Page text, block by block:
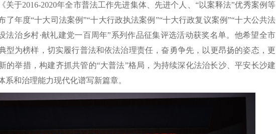
关于2016-2020年全市普法工作先进集体、先进个人、“以案释法”优秀案例等
了年度“十大司法案例”“十大行政执法案例”“十大行政复议案例”“十大公共法
法治乡村·献礼建党一百周年”系列作品征集评选活动获奖名单。他希望全市
型为榜样，切实履行普法和依法治理责任，奋勇争先，以更昂扬的姿态，更
的举措，构建齐抓共管的“大普法”格局，为持续深化法治长沙、平安长沙建
系和治理能力现代化谱写新篇章。